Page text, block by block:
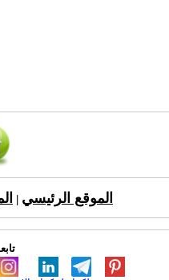
الموقع الرئيسي